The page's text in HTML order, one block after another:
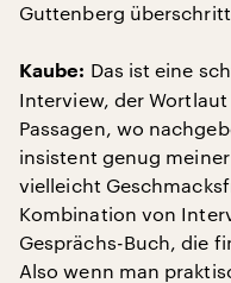
Guttenberg
Kaube: Das ist eine
Interview, der
Passagen, wo
insistent genug
vielleicht
Kombination von
Gesprächs-Buch, die
Also wenn man